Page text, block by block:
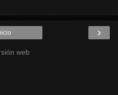
›
web